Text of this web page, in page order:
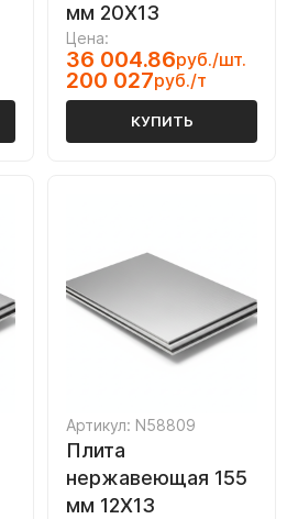
мм 20Х13
Цена:
36 004.86руб./шт.
200 027руб./т
КУПИТЬ
Артикул: N58809
Плита
нержавеющая 155
мм 12Х13